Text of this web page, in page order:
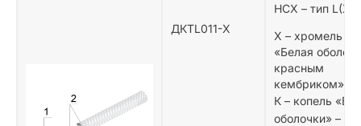
ДКТL011-Х
НСХ – тип L(ХК)
Х – хромель
«Белая
красным
кембриком» +
К – копель «Без
оболочки» –